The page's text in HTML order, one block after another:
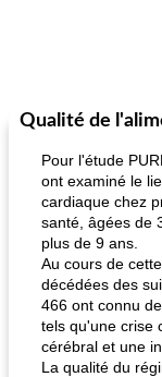
Qualité de
Pour l'étude
ont examiné le
cardiaque chez
santé, âgées de
plus de 9 ans.
Au cours de
décédées des
466 ont connu
tels qu'une crise
cérébral et une
La qualité du